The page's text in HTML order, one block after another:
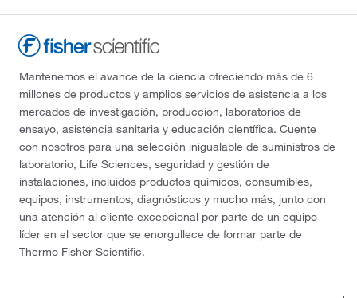
Mantenemos el avance de la ciencia ofreciendo más de 6
millones de productos y amplios servicios de asistencia a los
mercados de investigación, producción, laboratorios de
ensayo, asistencia sanitaria y educación científica. Cuente
con nosotros para una selección inigualable de suministros de
laboratorio, Life Sciences, seguridad y gestión de
instalaciones, incluidos productos químicos, consumibles,
equipos, instrumentos, diagnósticos y mucho más, junto con
una atención al cliente excepcional por parte de un equipo
líder en el sector que se enorgullece de formar parte de
Thermo Fisher Scientific.